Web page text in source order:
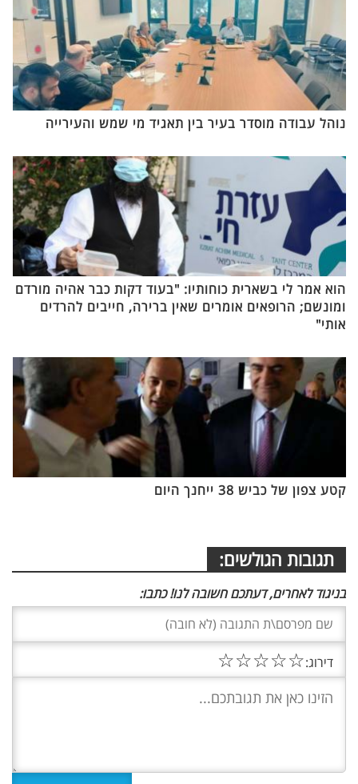
נוהל עבודה מוסדר בעיר בין תאגיד מי שמש והעירייה
הוא אמר לי בשארית כוחותיו: "בעוד דקות כבר אהיה מורדם
ומונשם; הרופאים אומרים שאין ברירה, חייבים להרדים
אותי"
קטע צפון של כביש 38 ייחנך היום
תגובות הגולשים:
בניגוד לאחרים, דעתכם חשובה לנו! כתבו:
דירוג:☆
☆
☆
☆
☆